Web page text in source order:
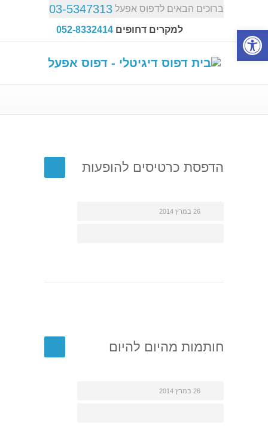
ברוכים הבאים לדפוס אפעל 03-5347313
למקרים דחופים 052-8332414
הדפסת כרטיסים להופעות
26 במרץ 2014
חותמות מהיום להיום
26 במרץ 2014
פתח סרגל נגישות